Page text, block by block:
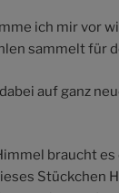
ich mir vor
sammelt für
auf ganz
braucht
Stückchen